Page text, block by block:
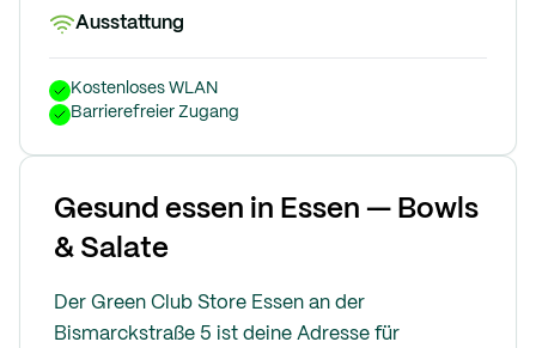
Ausstattung
Kostenloses WLAN
Barrierefreier Zugang
Gesund essen in Essen — Bowls
& Salate
Der Green Club Store Essen an der
Bismarckstraße 5 ist deine Adresse für